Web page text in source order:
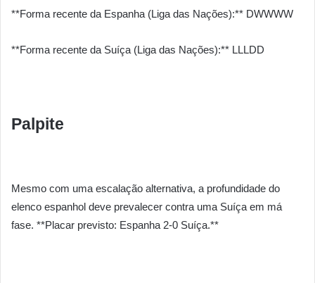
**Forma recente da Espanha (Liga das Nações):** DWWWW
**Forma recente da Suíça (Liga das Nações):** LLLDD
Palpite
Mesmo com uma escalação alternativa, a profundidade do
elenco espanhol deve prevalecer contra uma Suíça em má
fase. **Placar previsto: Espanha 2-0 Suíça.**